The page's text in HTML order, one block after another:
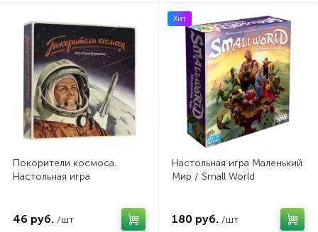
Покорители космоса.
Настольная игра
46 руб. /шт
Хит
Настольная игра Маленький
Мир / Small World
180 руб. /шт